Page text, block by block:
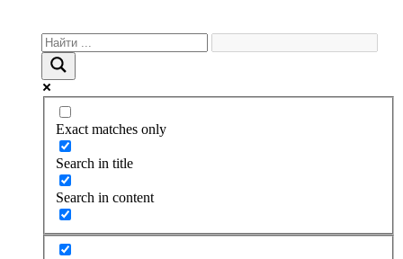
Exact matches only
Search in title
Search in content